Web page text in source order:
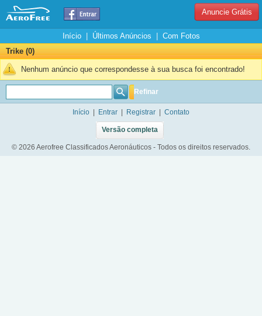
Anuncie Grátis
Início| Últimos Anúncios
Com Fotos
Trike (0)
Nenhum anúncio que correspondesse à sua busca foi encontrado!
Refinar
Início Entrar Registrar Contato
Versão completa
© 2026 Aerofree Classificados Aeronáuticos - Todos os direitos reservados.